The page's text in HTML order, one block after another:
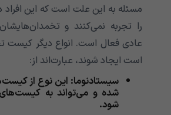
مسئله به این علت است که این افراد
را تجربه نمی‌کنند و
عادی فعال است. انواع دیگر کیست
است ایجاد شوند، عبارت‌اند از:
سیستادنوما: این نوع از
شده و می‌تواند به
شود.